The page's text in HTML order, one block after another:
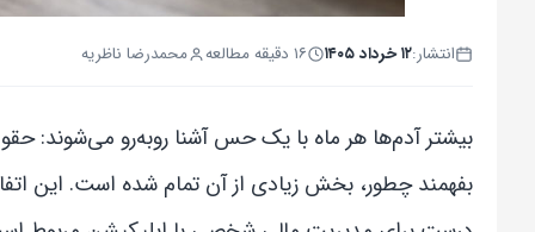
انتشار:۱۲ خرداد ۱۴۰۵ ۱۶ دقیقه مطالعه محمدرضا ناظریه
بیشتر آدم‌ها هر ماه با یک حس آشنا روبه‌رو می‌شوند:
بفهمند چطور، بخش زیادی از آن تمام شده است. این